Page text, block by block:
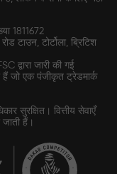
1811672
टाउन, टोर्टोला, ब्रिटिश
द्वारा जारी की गई
हैं जो एक पंजीकृत ट्रेडमार्क
सुरक्षित। वित्तीय सेवाएँ
जाती हैं।